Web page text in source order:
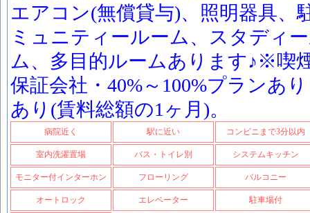
エアコン(無償貸与)、照明器具
ミュニティールーム、スタディ
ム、多目的ルームあります♪※喫
保証会社・40%～100%プランあ
あり(賃料総額の1ヶ月)。
病院近く 駅に近い コンビニまで3分以内
室内洗濯置場 バス・トイレ別 システムキッチン
モニター付インターホン フローリング バルコニー
オートロック エレベーター 駐車場付